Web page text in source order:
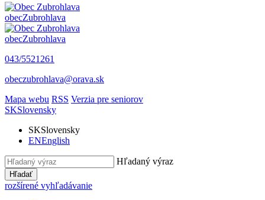
obecZubrohlava
obecZubrohlava
043/5521261
obeczubrohlava@orava.sk
Mapa webu RSS Verzia pre seniorov
SKSlovensky
SKSlovensky
ENEnglish
Hľadaný výraz
Hľadať
rozšírené vyhľadávanie